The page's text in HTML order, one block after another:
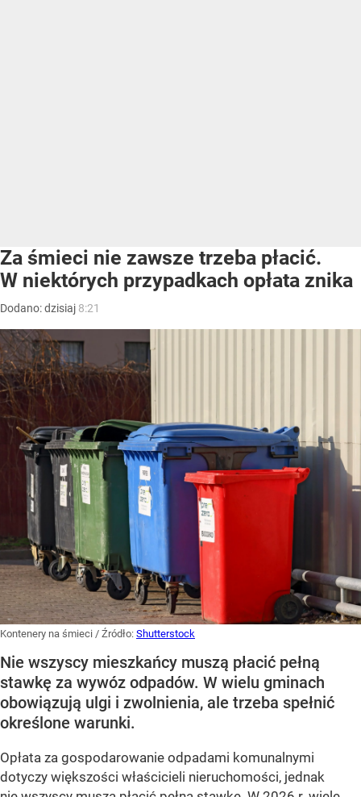
Za śmieci nie zawsze trzeba płacić.
W niektórych przypadkach opłata znika
Dodano:dzisiaj 8:21
Kontenery na śmieci / Źródło: Shutterstock
Nie wszyscy mieszkańcy muszą płacić pełną
stawkę za wywóz odpadów. W wielu gminach
obowiązują ulgi i zwolnienia, ale trzeba spełnić
określone warunki.
Opłata za gospodarowanie odpadami komunalnymi
dotyczy większości właścicieli nieruchomości, jednak